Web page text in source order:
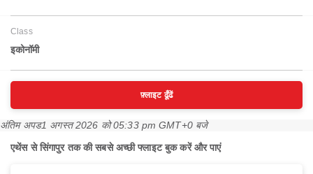
Class
इकोनॉमी
फ़्लाइट ढूँढें
अंतिम अपड1 अगस्त 2026 को 05:33 pm GMT+0 बजे
एथेंस से सिंगापुर तक की सबसे अच्छी फ्लाइट बुक करें और पाएं